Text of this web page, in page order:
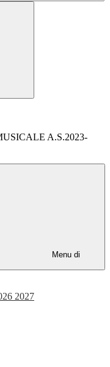
A.S.2023-
Menu di
2027